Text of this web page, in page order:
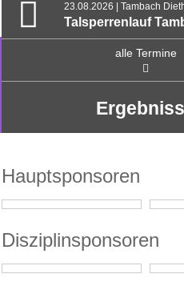
23.08.2026 | Tambach
Talsperrenlauf
alle Termine
Hauptsponsoren
Disziplinsponsoren